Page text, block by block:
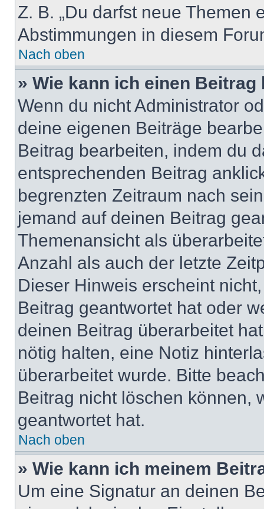
Z. B. „Du darfst neue Themen
Abstimmungen in diesem
Nach oben
» Wie kann ich einen
Wenn du nicht Administrator
deine eigenen Beiträge
Beitrag bearbeiten, indem du
entsprechenden Beitrag
begrenzten Zeitraum nach
jemand auf deinen Beitrag
Themenansicht als
Anzahl als auch der letzte
Dieser Hinweis erscheint
Beitrag geantwortet hat oder
deinen Beitrag überarbeitet
nötig halten, eine Notiz
überarbeitet wurde. Bitte
Beitrag nicht löschen können,
geantwortet hat.
Nach oben
» Wie kann ich meinem
Um eine Signatur an deinen